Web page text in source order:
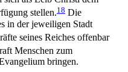
stellen.18 Die
in der jeweiligen Stadt
seines Reiches offenbar
Menschen zum
bringen.